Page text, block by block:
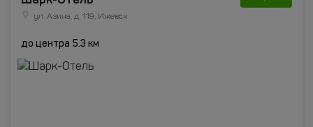
ул. Азина, д. 119, Ижевск
до центра 5.3 км